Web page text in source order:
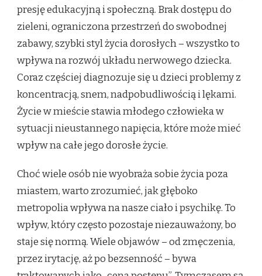
presję edukacyjną i społeczną. Brak dostępu do
zieleni, ograniczona przestrzeń do swobodnej
zabawy, szybki styl życia dorosłych – wszystko to
wpływa na rozwój układu nerwowego dziecka.
Coraz częściej diagnozuje się u dzieci problemy z
koncentracją, snem, nadpobudliwością i lękami.
Życie w mieście stawia młodego człowieka w
sytuacji nieustannego napięcia, które może mieć
wpływ na całe jego dorosłe życie.
Choć wiele osób nie wyobraża sobie życia poza
miastem, warto zrozumieć, jak głęboko
metropolia wpływa na nasze ciało i psychikę. To
wpływ, który często pozostaje niezauważony, bo
staje się normą. Wiele objawów – od zmęczenia,
przez irytację, aż po bezsenność – bywa